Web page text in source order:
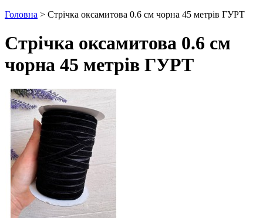
Головна > Стрічка оксамитова 0.6 см чорна 45 метрів ГУРТ
Стрічка оксамитова 0.6 см
чорна 45 метрів ГУРТ